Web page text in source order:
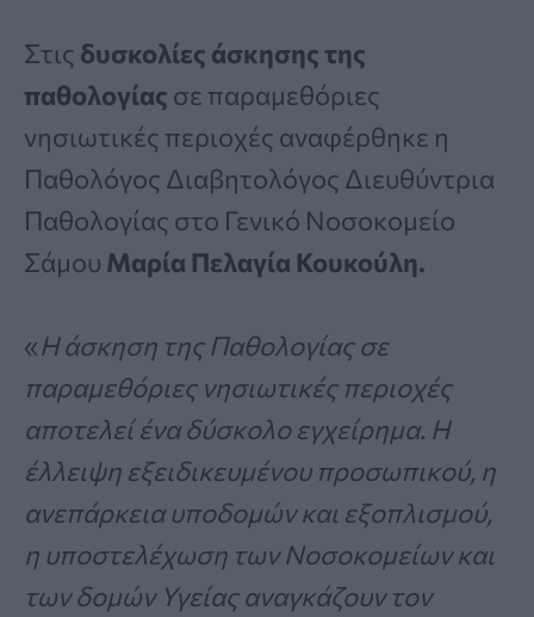
Στις δυσκολίες άσκησης της
παθολογίας σε παραμεθόριες
νησιωτικές περιοχές αναφέρθηκε η
Παθολόγος Διαβητολόγος Διευθύντρια
Παθολογίας στο Γενικό Νοσοκομείο
Σάμου Μαρία Πελαγία Κουκούλη.
«Η άσκηση της Παθολογίας σε
παραμεθόριες νησιωτικές περιοχές
αποτελεί ένα δύσκολο εγχείρημα. Η
έλλειψη εξειδικευμένου προσωπικού, η
ανεπάρκεια υποδομών και εξοπλισμού,
η υποστελέχωση των Νοσοκομείων και
των δομών Υγείας αναγκάζουν τον